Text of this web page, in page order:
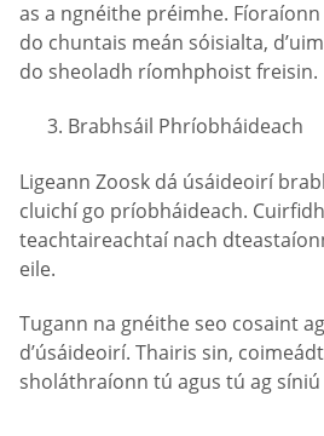
as a ngnéithe préimhe.
do chuntais meán sóisialta,
do sheoladh ríomhphoist freisin.
Brabhsáil Phríobháideach
Ligeann Zoosk dá úsáideoirí
cluichí go príobháideach.
teachtaireachtaí nach
eile.
Tugann na gnéithe seo cosaint
d’úsáideoirí. Thairis sin,
sholáthraíonn tú agus tú ag